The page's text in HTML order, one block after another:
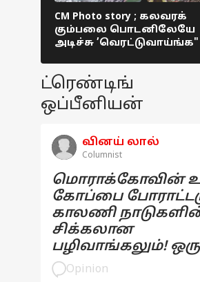
CM Photo story ; கலவரக்
கும்பலை பொடனிலேயே
அடிச்சு ’வெரட்டுவாய்ங்க"
ட்ரெண்டிங்
ஒப்பீனியன்
வினய் லால்
Columnist
மொராக்கோவின்
கோப்பை
காலணி
சிக்கலான
பழிவாங்கலும்! ஒரு
பார்வை
Opinion